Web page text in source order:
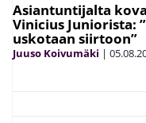
Asiantuntijalta
Vinicius Juniorista:
uskotaan siirtoon”
Juuso Koivumäki |